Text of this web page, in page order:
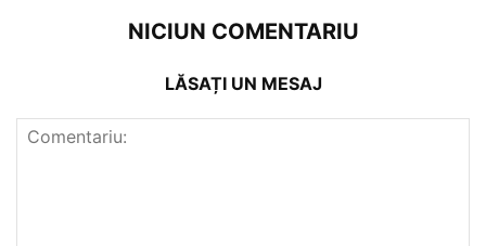
NICIUN COMENTARIU
LĂSAȚI UN MESAJ